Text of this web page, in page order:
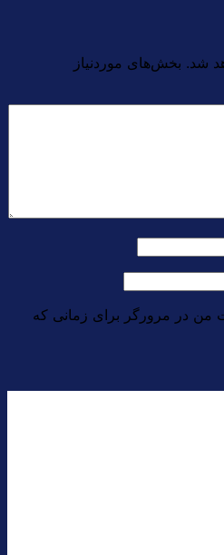
شد. بخش‌های موردنیاز
من در مرورگر برای زمانی که